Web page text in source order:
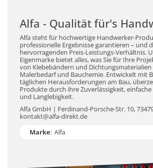
Alfa - Qualität für's
Alfa steht für hochwertige Handwerker-
professionelle Ergebnisse garantieren – und
hervorragenden Preis-Leistungs-Verhältnis.
Eigenmarke bietet alles, was Sie für Ihre
von Klebebändern und Dichtungsmaterialien
Malerbedarf und Bauchemie. Entwickelt mit
täglichen Herausforderungen am Bau,
Produkte durch ihre Zuverlässigkeit,
und Langlebigkeit.
Alfa GmbH | Ferdinand-Porsche-Str. 10,
kontakt@alfa-direkt.de
Marke: Alfa